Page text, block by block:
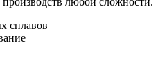
сплавов